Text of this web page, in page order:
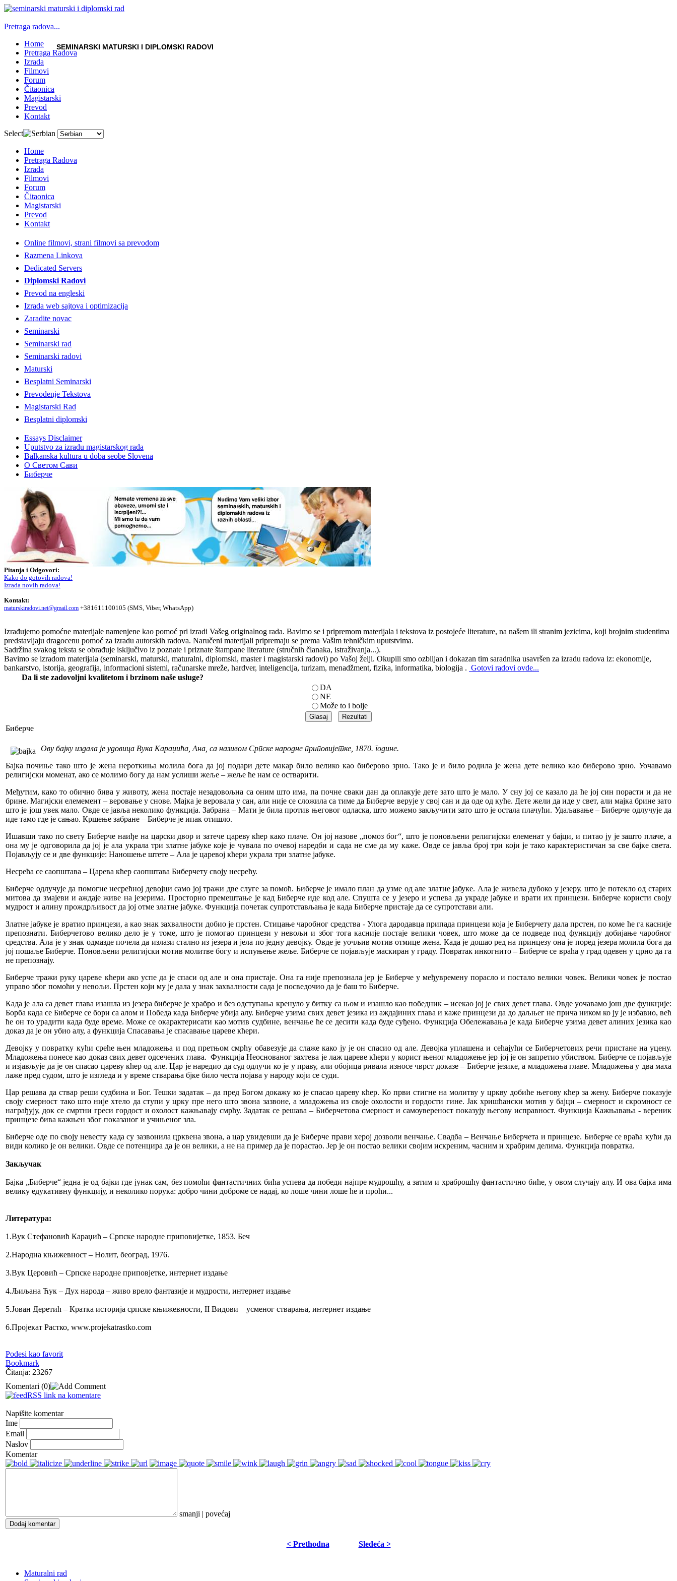
SEMINARSKI MATURSKI I DIPLOMSKI RADOVI
Pretraga radova...
Home
Pretraga Radova
Izrada
Filmovi
Forum
Čitaonica
Magistarski
Prevod
Kontakt
Select
Home
Pretraga Radova
Izrada
Filmovi
Forum
Čitaonica
Magistarski
Prevod
Kontakt
Online filmovi, strani filmovi sa prevodom
Razmena Linkova
Dedicated Servers
Diplomski Radovi
Prevod na engleski
Izrada web sajtova i optimizacija
Zaradite novac
Seminarski
Seminarski rad
Seminarski radovi
Maturski
Besplatni Seminarski
Prevođenje Tekstova
Magistarski Rad
Besplatni diplomski
Essays Disclaimer
Uputstvo za izradu magistarskog rada
Balkanska kultura u doba seobe Slovena
О Светом Сави
Биберче
Pitanja i Odgovori:
Kako do gotovih radova!
Izrada novih radova!
Kontakt:
maturskiradovi.net@gmail.com +381611100105 (SMS, Viber, WhatsApp)
Izrađujemo pomoćne materijale namenjene kao pomoć pri izradi Vašeg originalnog rada. Bavimo se i pripremom materijala i tekstova iz postojeće literature, na našem ili stranim jezicima, koji brojnim studentima
predstavljaju dragocenu pomoć za izradu autorskih radova. Naručeni materijali pripremaju se prema Vašim tehničkim uputstvima.
Sadržina svakog teksta se obrađuje isključivo iz poznate i priznate štampane literature (stručnih članaka, istraživanja...).
Bavimo se izradom materijala (seminarski, maturski, maturalni, diplomski, master i magistarski radovi) po Vašoj želji. Okupili smo ozbiljan i dokazan tim saradnika usavršen za izradu radova iz: ekonomije,
bankarstvo, istorija, geografija, informacioni sistemi, računarske mreže, hardver, inteligencija, turizam, menadžment, fizika, informatika, biologija . Gotovi radovi ovde...
Da li ste zadovoljni kvalitetom i brzinom naše usluge?
DA
NE
Može to i bolje
Биберче
Ову бајку издала је удовица Вука Караџића, Ана, са називом Српске народне приповијетке, 1870. године.
Бајка почиње тако што је жена нероткиња молила бога да јој подари дете макар било велико као биберово зрно. Тако је и било родила је жена дете велико као биберово зрно. Уочавамо
религијски моменат, ако се молимо богу да нам услиши жеље – жеље ће нам се остварити.
Међутим, како то обично бива у животу, жена постаје незадовољна са оним што има, па почне сваки дан да оплакује дете зато што је мало. У сну јој се казало да ће јој син порасти и да не
брине. Магијски елемемент – веровање у снове. Мајка је веровала у сан, али није се сложила са тиме да Биберче верује у свој сан и да оде од куће. Дете жели да иде у свет, али мајка брине зато
што је још увек мало. Овде се јавља неколико функција. Забрана – Мати је била против његовог одласка, што можемо закључити зато што је остала плачући. Удаљавање – Биберче одлучује да
иде тамо где је сањао. Кршење забране – Биберче је ипак отишло.
Ишавши тако по свету Биберче наиђе на царски двор и затече цареву кћер како плаче. Он јој назове „помоз бог“, што је поновљени религијски елеменат у бајци, и питао ју је зашто плаче, а
она му је одговорила да јој је ала украла три златне јабуке које је чувала по очевој наредби и сада не сме да му каже. Овде се јавља број три који је тако карактеристичан за све бајке света.
Појављују се и две функције: Наношење штете – Ала је царевој кћери украла три златне јабуке.
Несрећа се саопштава – Царева кћер саопштава Биберчету своју несрећу.
Биберче одлучује да помогне несрећној девојци само јој тражи две слуге за помоћ. Биберче је имало план да узме од але златне јабуке. Ала је живела дубоко у језеру, што је потекло од старих
митова да змајеви и аждаје живе на језерима. Просторно премештање је кад Биберче иде код але. Спушта се у језеро и успева да украде јабуке и врати их принцези. Биберче користи своју
мудрост и алину прождрљивост да јој отме златне јабуке. Функција почетак супротстављања је када Биберче пристаје да се супротстави али.
Златне јабуке је вратио принцези, а као знак захвалности добио је прстен. Стицање чаробног средства - Улога дародавца припада принцези која је Биберчету дала прстен, по коме ће га касније
препознати. Биберчетово велико дело је у томе, што је помогао принцези у невољи и због тога касније постаје велики човек, што може да се подведе под функцију добијање чаробног
средства. Ала је у знак одмазде почела да излази стално из језера и јела по једну девојку. Овде је уочљив мотив отмице жена. Када је дошао ред на принцезу она је поред језера молила бога да
јој пошаље Биберче. Поновљени религијски мотив молитве богу и испуњење жеље. Биберче се појављује маскиран у граду. Повратак инкогнито – Биберче се враћа у град одевен у црно да га
не препознају.
Биберче тражи руку цареве кћери ако успе да је спаси од але и она пристаје. Она га није препознала јер је Биберче у међувремену порасло и постало велики човек. Велики човек је постао
управо због помоћи у невољи. Прстен који му је дала у знак захвалности сада је посведочио да је баш то Биберче.
Када је ала са девет глава изашла из језера биберче је храбро и без одступања кренуло у битку са њом и изашло као победник – исекао јој је свих девет глава. Овде уочавамо још две функције:
Борба када се Биберче се бори са алом и Победа када Биберче убија алу. Биберче узима свих девет језика из аждајиних глава и каже принцези да до даљњег не прича ником ко ју је избавио, већ
ће он то урадити када буде време. Може се окарактерисати као мотив судбине, венчање ће се десити када буде суђено. Функција Обележавања је када Биберче узима девет алиних језика као
доказ да је он убио алу, а функција Спасавања је спасавање цареве кћери.
Девојку у повратку кући среће њен младожења и под претњом смрћу обавезује да слаже како ју је он спасио од але. Девојка уплашена и сећајући се Биберчетових речи пристане на уцену.
Младожења понесе као доказ свих девет одсечених глава. Функција Неоснованог захтева је лаж цареве кћери у корист њеног младожење јер јој је он запретио убиством. Биберче се појављује
и изјављује да је он спасао цареву кћер од але. Цар је наредио да суд одлучи ко је у праву, али обојица ривала износе чврст доказе – Биберче језике, а младожења главе. Младожења у два маха
лаже пред судом, што је изгледа и у време стварања бјке било честа појава у народу који се суди.
Цар решава да ствар реши судбина и Бог. Тешки задатак – да пред Богом докажу ко је спасао цареву кћер. Ко први стигне на молитву у цркву добиће његову кћер за жену. Биберче показује
своју смерност тако што није хтело да ступи у црку пре него што звона зазвоне, а младожења из своје охолости и гордости гине. Јак хришћански мотив у бајци – смерност и скромност се
награђују, док се смртни греси гордост и охолост кажњавају смрћу. Задатак се решава – Биберчетова смерност и самоувереност показују његову исправност. Функција Кажњавања - вереник
принцезе бива кажњен због показаног и учињеног зла.
Биберче оде по своју невесту када су зазвонила црквена звона, а цар увидевши да је Биберче прави херој дозволи венчање. Свадба – Венчање Биберчета и принцезе. Биберче се враћа кући да
види колико је он велики. Овде се потенцира да је он велики, а не на пример да је порастао. Јер је он постао велики својим искреним, часним и храбрим делима. Функција повратка.
Закључак
Бајка „Биберче“ једна је од бајки где јунак сам, без помоћи фантастичних бића успева да победи најпре мудрошћу, а затим и храброшћу фантастично биће, у овом случају алу. И ова бајка има
велику едукативну функцију, и неколико порука: добро чини доброме се надај, ко лоше чини лоше ће и проћи...
Литература:
1.Вук Стефановић Караџић – Српске народне приповијетке, 1853. Беч
2.Народна књижевност – Нолит, београд, 1976.
3.Вук Церовић – Српске народне приповјетке, интернет издање
4.Љиљана Ћук – Дух народа – живо врело фантазије и мудрости, интернет издање
5.Јован Деретић – Кратка историја српске књижевности, II Видови усменог стварања, интернет издање
6.Пројекат Растко, www.projekatrastko.com
Podesi kao favorit
Bookmark
Čitanja: 23267
Komentari (0)
RSS link na komentare
Napišite komentar
Ime
Email
Naslov
Komentar
smanji | povećaj
Dodaj komentar
< Prethodna Sledeća >
Maturalni rad